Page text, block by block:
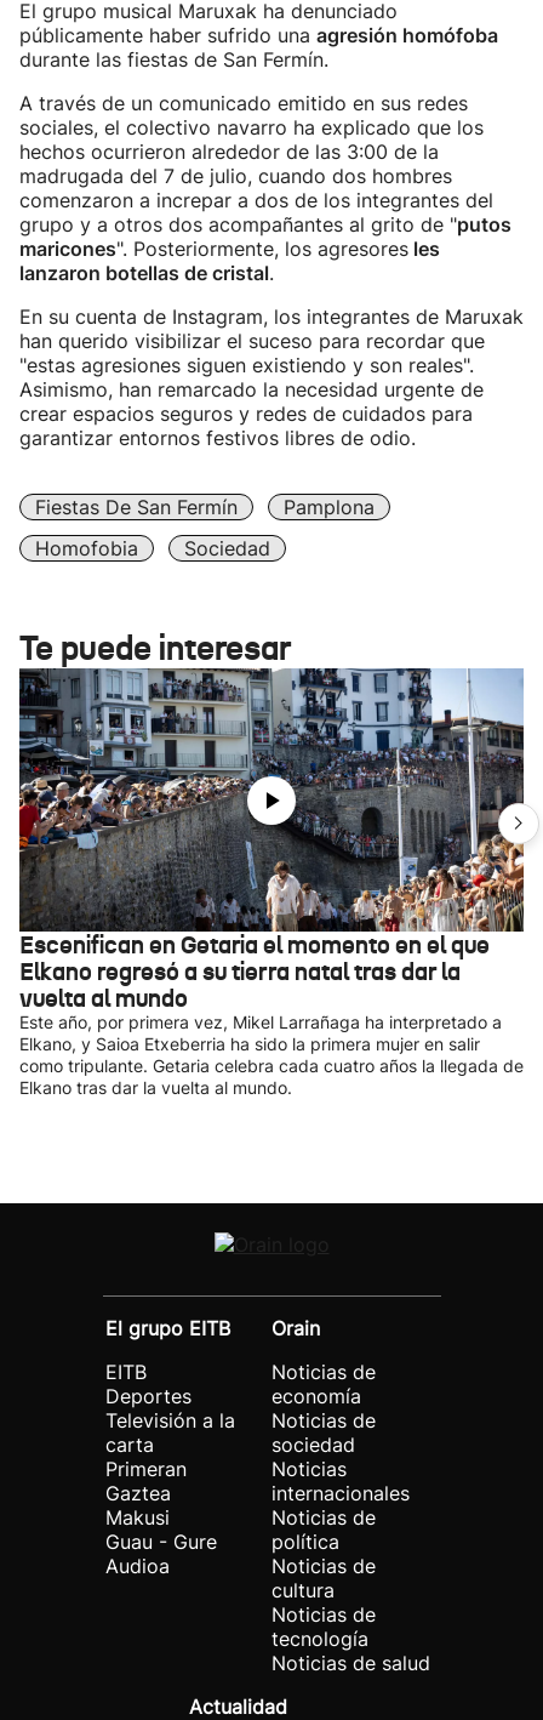
El grupo musical Maruxak ha denunciado
públicamente haber sufrido una agresión homófoba
durante las fiestas de San Fermín.
A través de un comunicado emitido en sus redes
sociales, el colectivo navarro ha explicado que los
hechos ocurrieron alrededor de las 3:00 de la
madrugada del 7 de julio, cuando dos hombres
comenzaron a increpar a dos de los integrantes del
grupo y a otros dos acompañantes al grito de "putos
maricones". Posteriormente, los agresores les
lanzaron botellas de cristal.
En su cuenta de Instagram, los integrantes de Maruxak
han querido visibilizar el suceso para recordar que
"estas agresiones siguen existiendo y son reales".
Asimismo, han remarcado la necesidad urgente de
crear espacios seguros y redes de cuidados para
garantizar entornos festivos libres de odio.
Fiestas De San Fermín
Pamplona
Homofobia
Sociedad
Te puede interesar
Escenifican en Getaria el momento en el que
Elkano regresó a su tierra natal tras dar la
vuelta al mundo
Este año, por primera vez, Mikel Larrañaga ha interpretado a
Elkano, y Saioa Etxeberria ha sido la primera mujer en salir
como tripulante. Getaria celebra cada cuatro años la llegada de
Elkano tras dar la vuelta al mundo.
El grupo EITB
EITB
Deportes
Televisión a la
carta
Primeran
Gaztea
Makusi
Guau - Gure
Audioa
Orain
Noticias de
economía
Noticias de
sociedad
Noticias
internacionales
Noticias de
política
Noticias de
cultura
Noticias de
tecnología
Noticias de salud
Actualidad